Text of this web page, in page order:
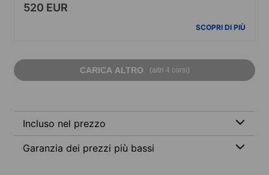
520 EUR
SCOPRI DI PIÙ
CARICA ALTRO (altri 4 corsi)
Incluso nel prezzo
Garanzia dei prezzi più bassi